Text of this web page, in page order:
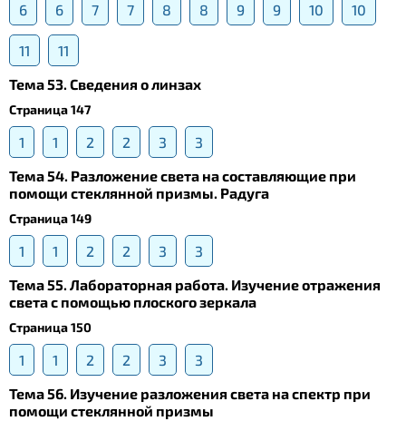
6 6 7 7 8 8 9 9 10 10
11
11
Тема 53. Сведения о линзах
Страница 147
1 1 2 2 3
3
Тема 54. Разложение света на составляющие при
помощи стеклянной призмы. Радуга
Страница 149
1 1 2 2 3
3
Тема 55. Лабораторная работа. Изучение отражения
света с помощью плоского зеркала
Страница 150
1 1 2 2 3
3
Тема 56. Изучение разложения света на спектр при
помощи стеклянной призмы